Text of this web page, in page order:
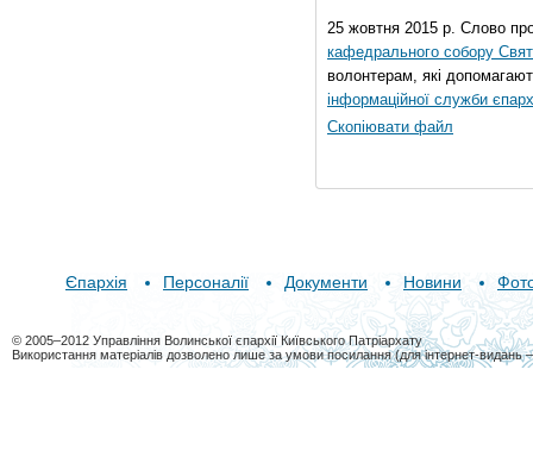
25 жовтня 2015 р. Слово
кафедрального собору
волонтерам, які
інформаційної служби
Скопіювати файл
Єпархія Персоналії Документи Новини
© 2005–2012 Управління Волинської єпархії Київського Патріархату
Використання матеріалів дозволено лише за умови посилання (для інтернет-видань